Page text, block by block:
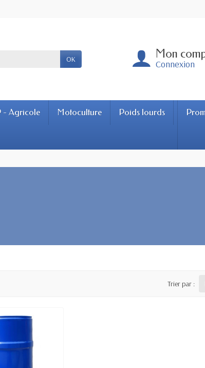
OK Mon
Connexion
- Agricole Motoculture Poids lourds
Trier par :